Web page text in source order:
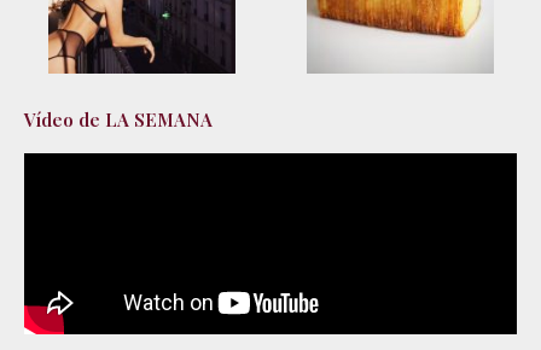
Vídeo de LA SEMANA